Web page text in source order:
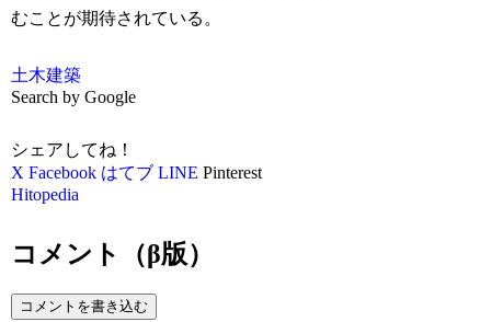
むことが期待されている。
土木建築
Search by Google
シェアしてね！
X Facebook はてブ LINE Pinterest
Hitopedia
コメント（β版）
コメントを書き込む